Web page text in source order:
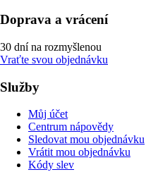
Doprava a vrácení
30 dní na rozmyšlenou
Vraťte svou objednávku
Služby
Můj účet
Centrum nápovědy
Sledovat mou objednávku
Vrátit mou objednávku
Kódy slev